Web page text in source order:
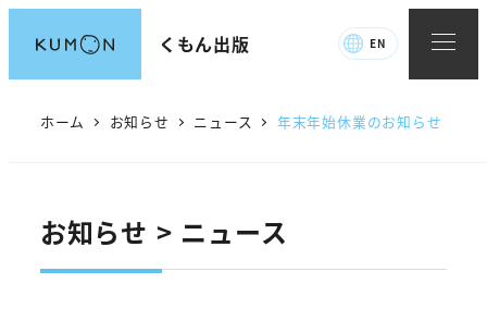
ン
くもん出版 EN
ホーム お知らせ ニュース 年末年始休業のお知らせ
お知らせ > ニュース